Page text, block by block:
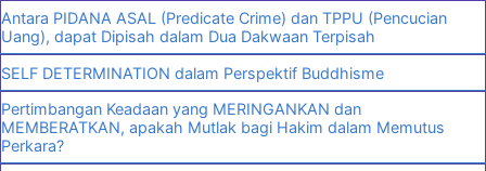
Antara PIDANA ASAL (Predicate Crime) dan TPPU (Pencucian
Uang), dapat Dipisah dalam Dua Dakwaan Terpisah
SELF DETERMINATION dalam Perspektif Buddhisme
Pertimbangan Keadaan yang MERINGANKAN dan
MEMBERATKAN, apakah Mutlak bagi Hakim dalam Memutus
Perkara?